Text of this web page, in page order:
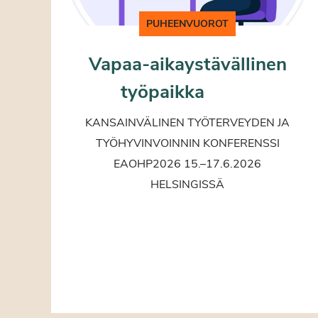
PUHEENVUOROT
Vapaa-aikaystävällinen
työpaikka
KANSAINVÄLINEN TYÖTERVEYDEN JA
TYÖHYVINVOINNIN KONFERENSSI
EAOHP2026 15.–17.6.2026
HELSINGISSÄ